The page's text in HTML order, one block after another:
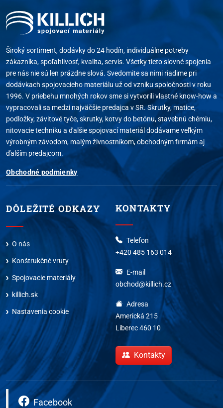
Široký sortiment, dodávky do 24 hodín, individuálne potreby
zákazníka, spoľahlivosť, kvalita, servis. Všetky tieto slovné spojenia
pre nás nie sú len prázdne slová. Svedomite sa nimi riadime pri
dodávkach spojovacieho materiálu už od vzniku spoločnosti v roku
1996. V priebehu mnohých rokov sme si vytvorili vlastné know-how a
vypracovali sa medzi najväčšie predajca v SR. Skrutky, matice,
podložky, závitové tyče, skrutky, kotvy do betónu, stavebnú chémiu,
nitovacie techniku a ďalšie spojovací materiál dodávame veľkým
výrobným závodom, malým živnostníkom, obchodným firmám aj
ďalším predajcom.
Obchodné podmienky
DÔLEŽITÉ ODKAZY
O nás
Konštrukčné vruty
Spojovacie materiály
killich.sk
Nastavenia cookie
KONTAKTY
Telefon
+420 485 163 014
E-mail
obchod@killich.cz
Adresa
Americká 215
Liberec 460 10
Kontakty
Facebook